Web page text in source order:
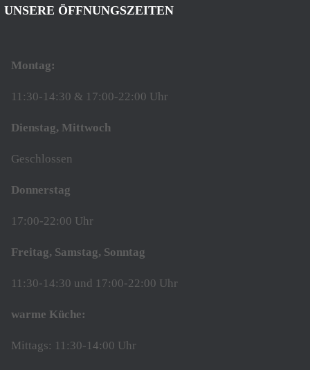
UNSERE ÖFFNUNGSZEITEN
Montag:
11:30-14:30 & 17:00-22:00 Uhr
Dienstag, Mittwoch
Geschlossen
Donnerstag
17:00-22:00 Uhr
Freitag, Samstag, Sonntag
11:30-14:30 und 17:00-22:00 Uhr
warme Küche:
Mittags: 11:30-14:00 Uhr